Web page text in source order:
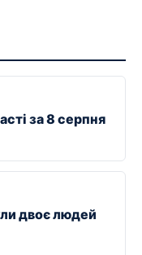
за 8 серпня
двоє людей